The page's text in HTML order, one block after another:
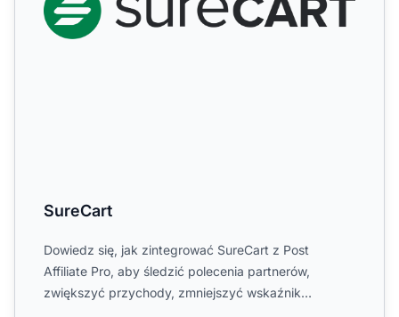
SureCart
Dowiedz się, jak zintegrować SureCart z Post
Affiliate Pro, aby śledzić polecenia partnerów,
zwiększyć przychody, zmniejszyć wskaźnik